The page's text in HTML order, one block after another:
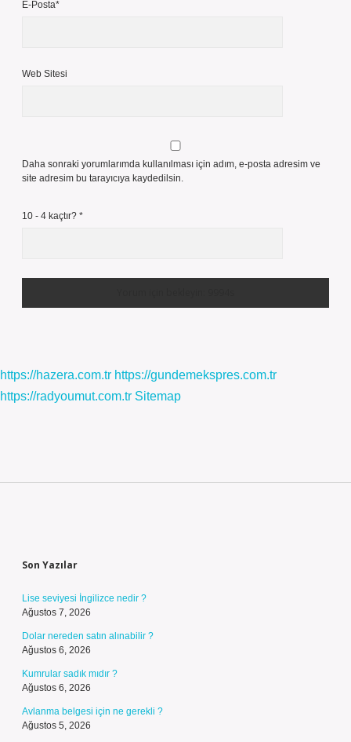
E-Posta*
Web Sitesi
Daha sonraki yorumlarımda kullanılması için adım, e-posta adresim ve
site adresim bu tarayıcıya kaydedilsin.
10 - 4 kaçtır? *
https://hazera.com.tr https://gundemekspres.com.tr
https://radyoumut.com.tr Sitemap
Son Yazılar
Lise seviyesi İngilizce nedir ?
Ağustos 7, 2026
Dolar nereden satın alınabilir ?
Ağustos 6, 2026
Kumrular sadık mıdır ?
Ağustos 6, 2026
Avlanma belgesi için ne gerekli ?
Ağustos 5, 2026